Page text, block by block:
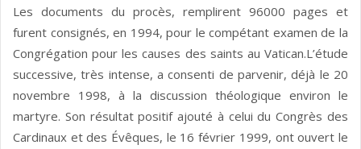
Les documents du procès, remplirent 96000 pages et
furent consignés, en 1994, pour le compétant examen de la
Congrégation pour les causes des saints au Vatican.L’étude
successive, très intense, a consenti de parvenir, déjà le 20
novembre 1998, à la discussion théologique environ le
martyre. Son résultat positif ajouté à celui du Congrès des
Cardinaux et des Évêques, le 16 février 1999, ont ouvert le